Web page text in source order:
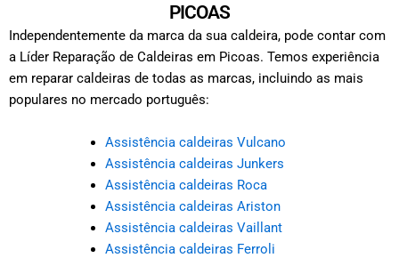
PICOAS
Independentemente da marca da sua caldeira, pode contar com
a Líder Reparação de Caldeiras em Picoas. Temos experiência
em reparar caldeiras de todas as marcas, incluindo as mais
populares no mercado português:
Assistência caldeiras Vulcano
Assistência caldeiras Junkers
Assistência caldeiras Roca
Assistência caldeiras Ariston
Assistência caldeiras Vaillant
Assistência caldeiras Ferroli